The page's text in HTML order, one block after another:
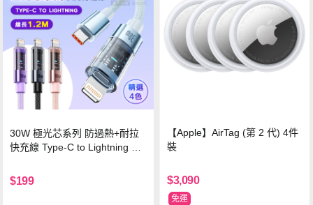
30W 極光芯系列 防過熱+耐拉
快充線 Type-C to Lightning 傳
$199
【Apple】AirTag (第 2 代) 4件
裝
$3,090
免運